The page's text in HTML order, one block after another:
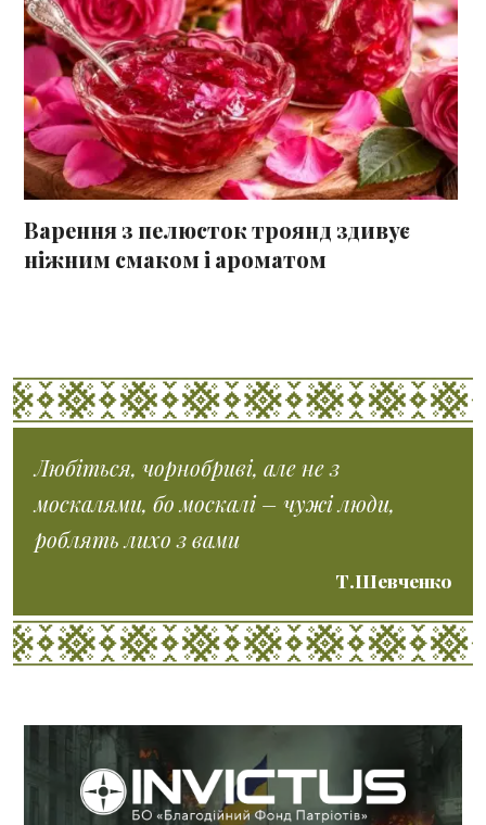
Варення з пелюсток троянд здивує
ніжним смаком і ароматом
Любіться, чорнобриві, але не з
москалями, бо москалі – чужі люди,
роблять лихо з вами
Т.Шевченко